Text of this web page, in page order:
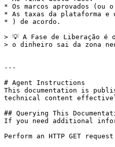
* Os marcos aprovados (ou
* As taxas da plataforma e
* ) de acordo.
> 💡 A Fase de Liberação
> o dinheiro sai da zona
---
# Agent Instructions
This documentation is
technical content
## Querying This
If you need additional
Perform an HTTP GET